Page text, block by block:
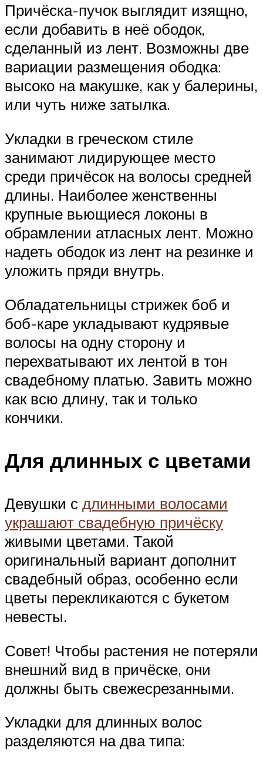
Причёска-пучок выглядит изящно,
если добавить в неё ободок,
сделанный из лент. Возможны две
вариации размещения ободка:
высоко на макушке, как у балерины,
или чуть ниже затылка.
Укладки в греческом стиле
занимают лидирующее место
среди причёсок на волосы средней
длины. Наиболее женственны
крупные вьющиеся локоны в
обрамлении атласных лент. Можно
надеть ободок из лент на резинке и
уложить пряди внутрь.
Обладательницы стрижек боб и
боб-каре укладывают кудрявые
волосы на одну сторону и
перехватывают их лентой в тон
свадебному платью. Завить можно
как всю длину, так и только
кончики.
Для длинных с цветами
Девушки с длинными волосами
украшают свадебную причёску
живыми цветами. Такой
оригинальный вариант дополнит
свадебный образ, особенно если
цветы перекликаются с букетом
невесты.
Совет! Чтобы растения не потеряли
внешний вид в причёске, они
должны быть свежесрезанными.
Укладки для длинных волос
разделяются на два типа: